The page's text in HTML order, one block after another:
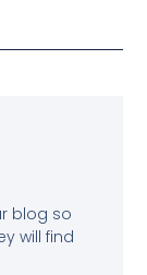
blog so
will find